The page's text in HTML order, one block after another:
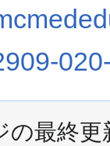
の最終